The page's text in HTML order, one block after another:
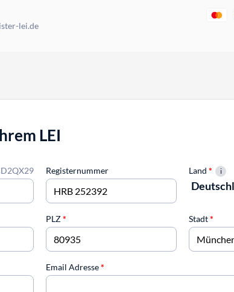
lei.de
LEI
Registernummer Land *
PLZ* Stadt*
Email Adresse*